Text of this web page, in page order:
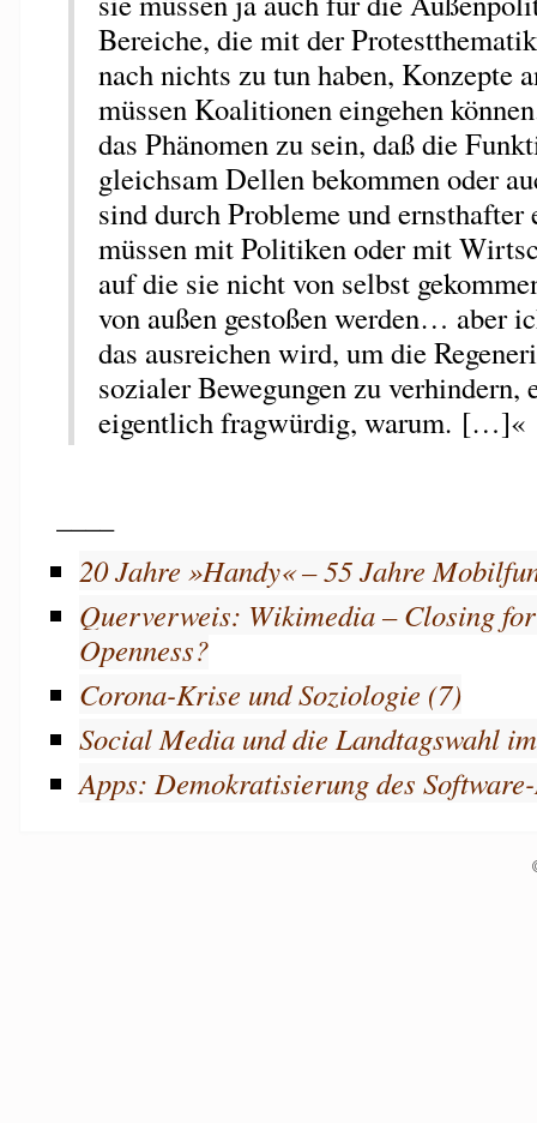
Bereiche, die mit der
nach nichts zu tun haben, Konzepte
müssen Koalitionen eingehen
das Phänomen zu sein, daß die
gleichsam Dellen bekommen oder
sind durch Probleme und ernsthafter
müssen mit Politiken oder mit
auf die sie nicht von selbst
von außen gestoßen werden… aber
das ausreichen wird, um die
sozialer Bewegungen zu verhindern,
eigentlich fragwürdig, warum. […]«
20 Jahre »Handy« – 55 Jahre
Querverweis: Wikimedia – Closing
Openness?
Corona-Krise und Soziologie (7)
Social Media und die Landtagswahl
Apps: Demokratisierung des